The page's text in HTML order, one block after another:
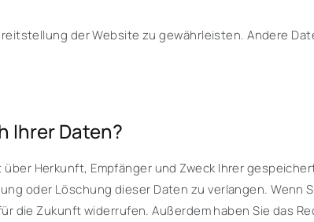
der Website zu gewährleisten. Andere
Ihrer Daten?
Herkunft, Empfänger und Zweck Ihrer
oder Löschung dieser Daten zu verlangen. Wenn
die Zukunft widerrufen. Außerdem haben Sie das